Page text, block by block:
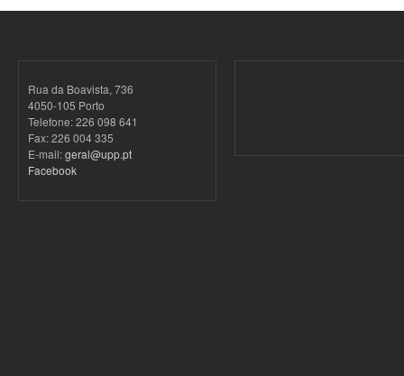
Rua da Boavista, 736
4050-105 Porto
Telefone: 226 098 641
Fax: 226 004 335
E-mail:geral@upp.pt
Facebook